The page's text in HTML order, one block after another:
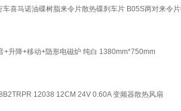
喜马诺油碟树脂来令片散热碟刹车片 B05S两对来令
+升降+移动+隐形电磁炉 纯白 1380mm*750mm
12038 12CM 24V 0.60A 变频器散热风扇